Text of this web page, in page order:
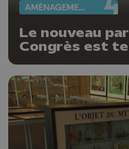
AMÉNAGEMENT DU TERRITOIRE
Le nouveau
Congrès est